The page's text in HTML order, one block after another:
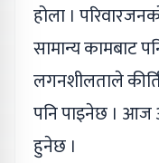
होला ।
सामान्य कामबाट
लगनशीलताले
पनि पाइनेछ ।
हुनेछ ।